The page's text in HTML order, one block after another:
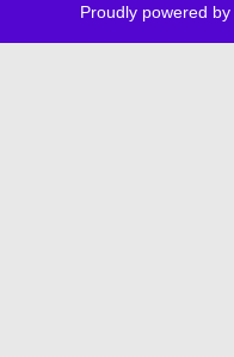
Proudly powered